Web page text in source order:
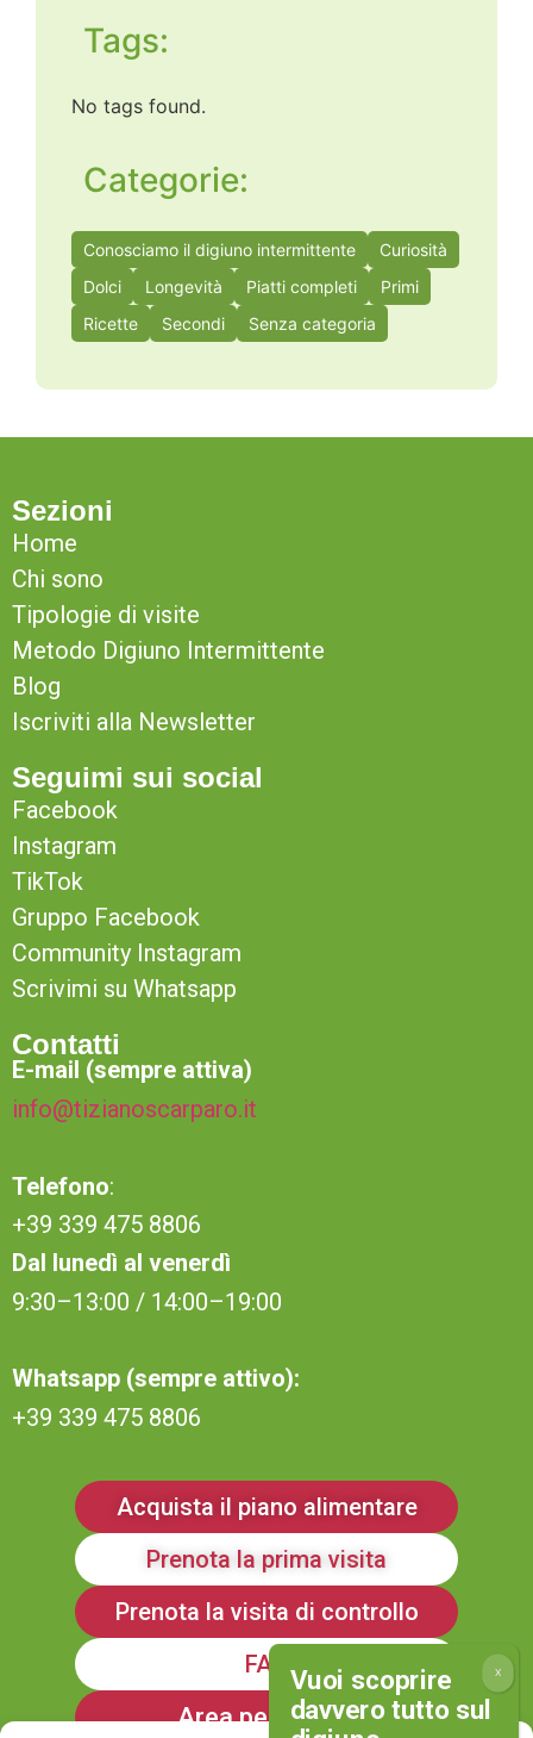
Tags:
No tags found.
Categorie:
Conosciamo il digiuno intermittente
Curiosità
Dolci
Longevità Piatti completi
Primi
Ricette
Secondi Senza categoria
Sezioni
Home
Chi sono
Tipologie di visite
Metodo Digiuno Intermittente
Blog
Iscriviti alla Newsletter
Seguimi sui social
Facebook
Instagram
TikTok
Gruppo Facebook
Community Instagram
Scrivimi su Whatsapp
Contatti
E-mail (sempre attiva)
info@tizianoscarparo.it
Telefono:
+39 339 475 8806
Dal lunedì al venerdì
9:30–13:00 / 14:00–19:00
Whatsapp (sempre attivo):
+39 339 475 8806
Acquista il piano alimentare
Prenota la prima visita
Prenota la visita di controllo
FAQ
Area personale